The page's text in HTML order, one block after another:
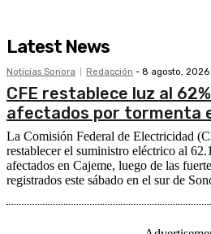
Latest News
Noticias Sonora Redacción - 8 agosto, 2026
CFE restablece luz al
afectados por tormenta
La Comisión Federal de Electricidad
restablecer el suministro eléctrico al
afectados en Cajeme, luego de las
registrados este sábado en el sur de